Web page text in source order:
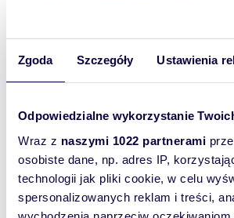
Zgoda Szczegóły Ustawienia
Odpowiedzialne wykorzystanie
Wraz z naszymi 1022 partnerami
osobiste dane, np. adres IP,
technologii jak pliki cookie, w celu
spersonalizowanych reklam i treści,